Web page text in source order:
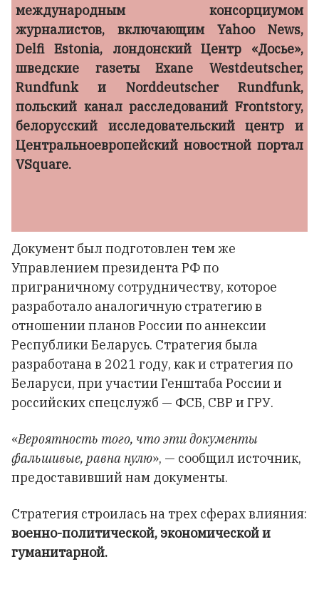
международным консорциумом
журналистов, включающим Yahoo News,
Delfi Estonia, лондонский Центр «Досье»,
шведские газеты Exane Westdeutscher,
Rundfunk и Norddeutscher Rundfunk,
польский канал расследований Frontstory,
белорусский исследовательский центр и
Центральноевропейский новостной портал
VSquare.
Документ был подготовлен тем же
Управлением президента РФ по
приграничному сотрудничеству, которое
разработало аналогичную стратегию в
отношении планов России по аннексии
Республики Беларусь. Стратегия была
разработана в 2021 году, как и стратегия по
Беларуси, при участии Генштаба России и
российских спецслужб — ФСБ, СВР и ГРУ.
«Вероятность того, что эти документы
фальшивые, равна нулю», — сообщил источник,
предоставивший нам документы.
Стратегия строилась на трех сферах влияния:
военно-политической, экономической и
гуманитарной.